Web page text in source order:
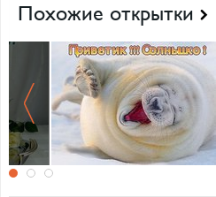
Похожие открытки